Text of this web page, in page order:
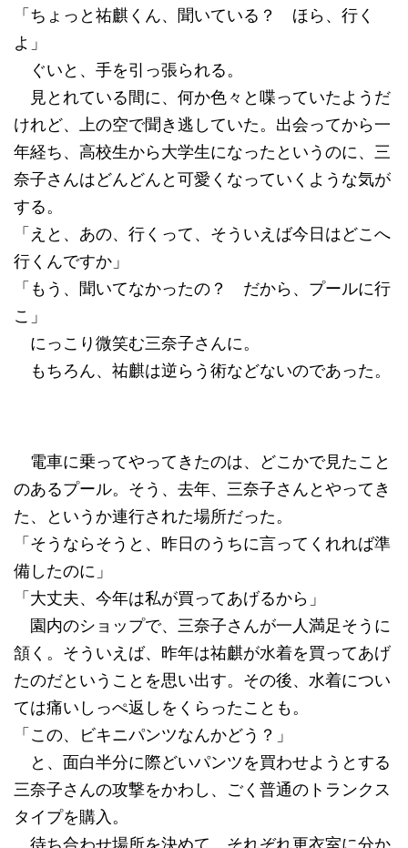
「ちょっと祐麒くん、聞いている？ ほら、行く
よ」
ぐいと、手を引っ張られる。
見とれている間に、何か色々と喋っていたようだ
けれど、上の空で聞き逃していた。出会ってから一
年経ち、高校生から大学生になったというのに、三
奈子さんはどんどんと可愛くなっていくような気が
する。
「えと、あの、行くって、そういえば今日はどこへ
行くんですか」
「もう、聞いてなかったの？ だから、プールに行
こ」
にっこり微笑む三奈子さんに。
もちろん、祐麒は逆らう術などないのであった。
電車に乗ってやってきたのは、どこかで見たこと
のあるプール。そう、去年、三奈子さんとやってき
た、というか連行された場所だった。
「そうならそうと、昨日のうちに言ってくれれば準
備したのに」
「大丈夫、今年は私が買ってあげるから」
園内のショップで、三奈子さんが一人満足そうに
頷く。そういえば、昨年は祐麒が水着を買ってあげ
たのだということを思い出す。その後、水着につい
ては痛いしっぺ返しをくらったことも。
「この、ビキニパンツなんかどう？」
と、面白半分に際どいパンツを買わせようとする
三奈子さんの攻撃をかわし、ごく普通のトランクス
タイプを購入。
待ち合わせ場所を決めて、それぞれ更衣室に分か